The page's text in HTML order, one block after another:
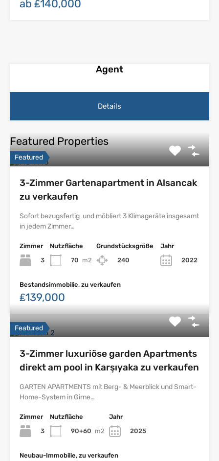
ab ₤140,000
Agent
Details
Featured Properties
Featured
3-Zimmer Gartenapartment in Alsancak
zu verkaufen
Sofort bezugsfertig und möbliert 3 Klimageräte insgesamt
in jedem Zimmer…
Zimmer
3
Nutzfläche
70 m2
Grundstücksgröße
240
Jahr
2022
Bestandsimmobilie, zu verkaufen
₤139,000
Featured
3-Zimmer luxuriöse garden Apartments
direkt am pool in Karşıyaka zu verkaufen
GARTEN APARTMENTS mit Berg- & Meerblick und Smart-
Home-System in Girne…
Zimmer
3
Nutzfläche
90+60 m2
Jahr
2025
Neubau-Immobilie, zu verkaufen